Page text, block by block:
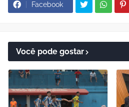
Facebook
Você pode gostar